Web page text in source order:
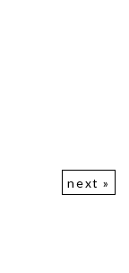
next »